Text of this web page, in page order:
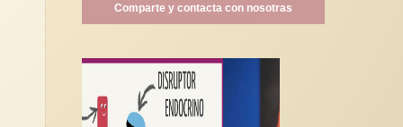
Comparte y contacta con nosotras